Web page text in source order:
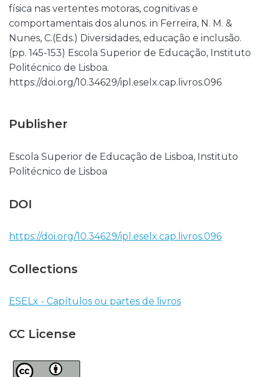
física nas vertentes motoras, cognitivas e
comportamentais dos alunos. in Ferreira, N. M. &
Nunes, C.(Eds.) Diversidades, educação e inclusão.
(pp. 145-153) Escola Superior de Educação, Instituto
Politécnico de Lisboa.
https://doi.org/10.34629/ipl.eselx.cap.livros.096
Publisher
Escola Superior de Educação de Lisboa, Instituto
Politécnico de Lisboa
DOI
https://doi.org/10.34629/ipl.eselx.cap.livros.096
Collections
ESELx - Capítulos ou partes de livros
CC License